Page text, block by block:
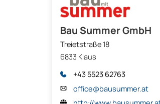
Bau Summer GmbH
Treietstraße 18
6833 Klaus
+43 5523 62763
office@bausummer.at